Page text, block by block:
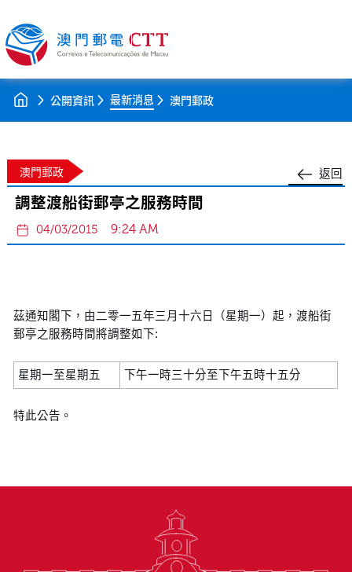
公開資訊 最新消息 澳門郵政
返回
澳門郵政
調整渡船街郵亭之服務時間
04/03/2015 9:24 AM
茲通知閣下，由二零一五年三月十六日（星期一）起，渡船街
郵亭之服務時間將調整如下:
星期一至星期五 下午一時三十分至下午五時十五分
特此公告。